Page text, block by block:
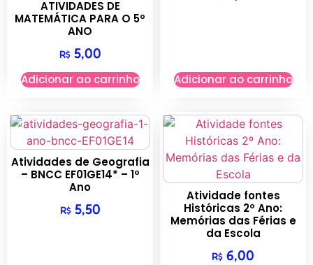
ATIVIDADES DE
MATEMÁTICA PARA O 5º
ANO
R$5,00
Adicionar ao carrinho Adicionar ao carrinho
Atividades de Geografia
– BNCC EF01GE14* – 1º
Ano
R$5,50
Atividade fontes
Históricas 2º Ano:
Memórias das Férias e
da Escola
R$ 6,00